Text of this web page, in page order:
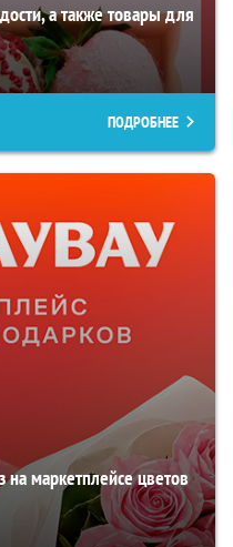
а также товары для
ПОДРОБНЕЕ
маркетплейсе цветов